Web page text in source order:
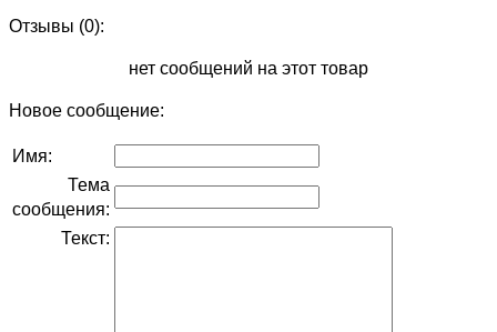
Отзывы (0):
нет сообщений на этот товар
Новое сообщение:
Имя:
Тема
сообщения:
Текст: